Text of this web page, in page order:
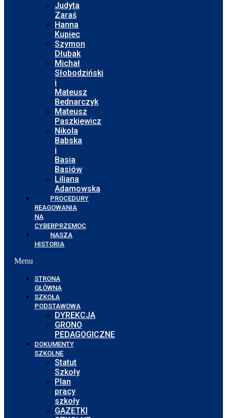
Judyta
Zaraś
Hanna
Kupiec
Szymon
Dłubak
Michał
Słobodziński
i
Mateusz
Bednarczyk
Mateusz
Paszkiewicz
Nikola
Babska
i
Basia
Basiów
Liliana
Adamowska
PROCEDURY
REAGOWANIA
NA
CYBERPRZEMOC
NASZA
HISTORIA
Menu
STRONA
GŁÓWNA
SZKOŁA
PODSTAWOWA
DYREKCJA
GRONO
PEDAGOGICZNE
DOKUMENTY
SZKOLNE
Statut
Szkoły
Plan
pracy
szkoły
GAZETKI